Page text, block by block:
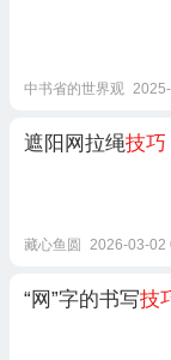
中书省的世界观
遮阳网拉绳技巧
藏心鱼圆 2026-03-02
“网”字的书写技